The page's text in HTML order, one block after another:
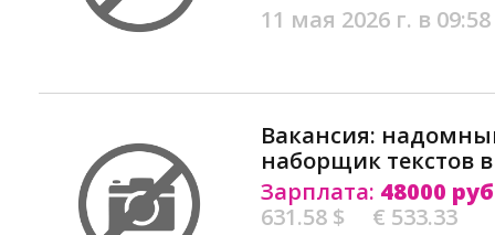
11 мая 2026 г. в 09:58
Вакансия:
наборщик текстов
Зарплата: 48000
631.58 $
€ 533.33